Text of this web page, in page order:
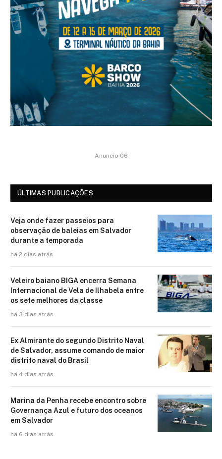
Anuncio 06
ÚLTIMAS PUBLICAÇÕES
Veja onde fazer passeios para
observação de baleias em Salvador
durante a temporada
há 2 dias atrás
Veleiro baiano BIGA encerra Semana
Internacional de Vela de Ilhabela entre
os sete melhores da classe
há 3 dias atrás
Ex Almirante do segundo Distrito Naval
de Salvador, assume comando de maior
distrito naval do Brasil
há 4 dias atrás
Marina da Penha recebe encontro sobre
Governança Azul e futuro dos oceanos
em Salvador
há 6 dias atrás